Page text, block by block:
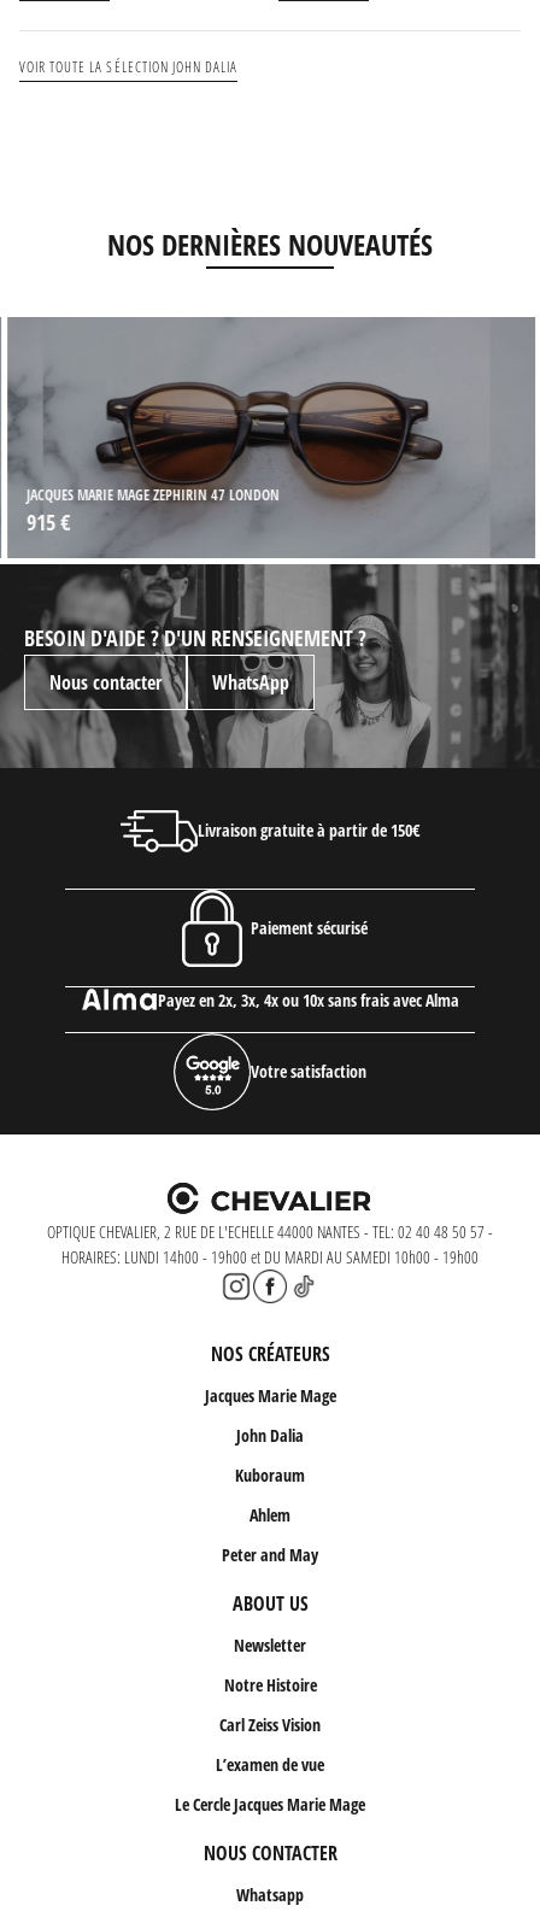
VOIR TOUTE LA SÉLECTION JOHN DALIA
NOS DERNIÈRES NOUVEAUTÉS
JACQUES MARIE MAGE ZEPHIRIN 47 LONDON
915 €
BESOIN D'AIDE ? D'UN RENSEIGNEMENT ?
Nous contacter WhatsApp
Livraison gratuite à partir de 150€
Paiement sécurisé
Payez en 2x, 3x, 4x ou 10x sans frais avec Alma
Votre satisfaction
OPTIQUE CHEVALIER, 2 RUE DE L'ECHELLE 44000 NANTES - TEL: 02 40 48 50 57 -
HORAIRES: LUNDI 14h00 - 19h00 et DU MARDI AU SAMEDI 10h00 - 19h00
NOS CRÉATEURS
Jacques Marie Mage
John Dalia
Kuboraum
Ahlem
Peter and May
ABOUT US
Newsletter
Notre Histoire
Carl Zeiss Vision
L’examen de vue
Le Cercle Jacques Marie Mage
NOUS CONTACTER
Whatsapp